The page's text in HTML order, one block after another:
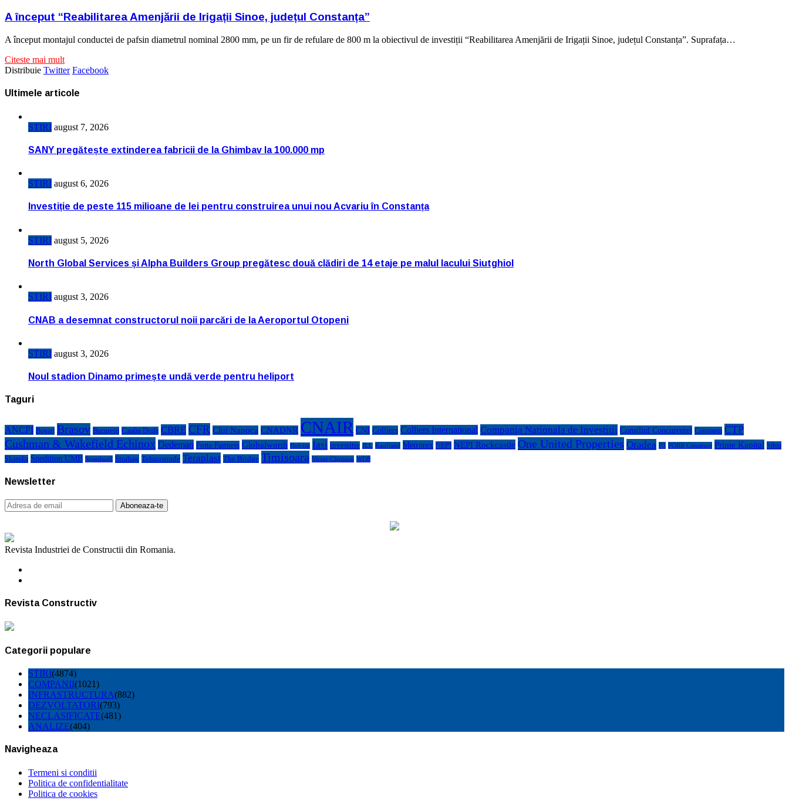
A început “Reabilitarea Amenjării de Irigații Sinoe, județul Constanța”
A început montajul conductei de pafsin diametrul nominal 2800 mm, pe un fir de refulare de 800 m la obiectivul de investiții “Reabilitarea Amenjării de Irigații Sinoe, județul Constanța”. Suprafața…
Citeste mai mult
Distribuie Twitter Facebook
Ultimele articole
STIRI august 7, 2026
SANY pregătește extinderea fabricii de la Ghimbav la 100.000 mp
STIRI august 6, 2026
Investiție de peste 115 milioane de lei pentru construirea unui nou Acvariu în Constanța
STIRI august 5, 2026
North Global Services și Alpha Builders Group pregătesc două clădiri de 14 etaje pe malul lacului Siutghiol
STIRI august 3, 2026
CNAB a desemnat constructorul noii parcări de la Aeroportul Otopeni
STIRI august 3, 2026
Noul stadion Dinamo primește undă verde pentru heliport
Taguri
ANCPI Bogart Brasov Bucuresti Catalin Drula CBRE CFR Cluj Napoca CNADNR CNAIR CNI Colliers Colliers International Compania Nationala de Investitii Consiliul Concurentei Constanta CTP
Cushman & Wakefield Echinox Dedeman Forte Partners Globalworth Holcim Iasi investitie JLL Kaufland Metrorex NEPI NEPI Rockcastle One United Properties Oradea P3 PORR Construct Prime Kapital Sibiu
Skanska Spedition UMB Speedwell Strabag Tehnostrade Teraplast The Bridge Timisoara Victor Căpitanu WDP
Newsletter
Revista Industriei de Constructii din Romania.
Revista Constructiv
Categorii populare
STIRI(4874)
COMPANII(1021)
INFRASTRUCTURA(882)
DEZVOLTATORI(793)
NECLASIFICATE(481)
ANALIZE(404)
Navigheaza
Termeni si conditii
Politica de confidentialitate
Politica de cookies